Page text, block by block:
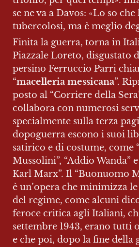
se ne va a Davos: «Lo so che
tubercolosi, ma è meglio
Finita la guerra, torna in
Piazzale Loreto, disgustato
persino Ferruccio Parri
“macelleria messicana”.
posto al “Corriere della
collabora con numerosi
specialmente sulla terza
dopoguerra escono i suoi
satirico e di costume, come
Mussolini”, “Addio Wanda”
Karl Marx”. Il “Buonuomo
è un’opera che minimizza
del regime, come alcuni
feroce critica agli Italiani,
settembre 1943, erano tutti
e che poi, dopo la fine della